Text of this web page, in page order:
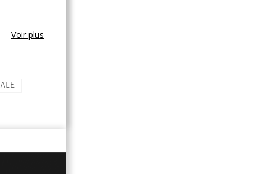
Voir plus